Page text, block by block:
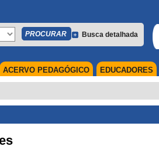
Busca detalhada
EDUCADORES
ACERVO PEDAGÓGICO